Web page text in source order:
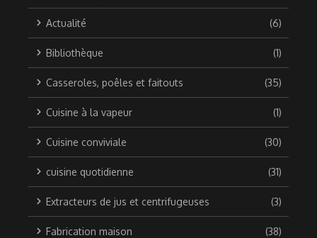
Actualité (6)
Bibliothèque (1)
Casseroles, poêles et faitouts (35)
Cuisine à la vapeur (1)
Cuisine conviviale (30)
cuisine quotidienne (31)
Extracteurs de jus et centrifugeuses (3)
Fabrication maison (38)